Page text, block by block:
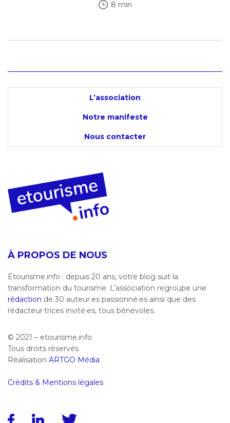
8 min
L’association
Notre manifeste
Nous contacter
À PROPOS DE NOUS
Etourisme.info : depuis 20 ans, votre blog suit la
transformation du tourisme. L’association regroupe une
rédaction de 30 auteur·es passionné·es ainsi que des
rédacteur·trices invité·es, tous bénévoles.
© 2021 – etourisme.info
Tous droits réservés
Réalisation ARTGO Média
Crédits & Mentions légales